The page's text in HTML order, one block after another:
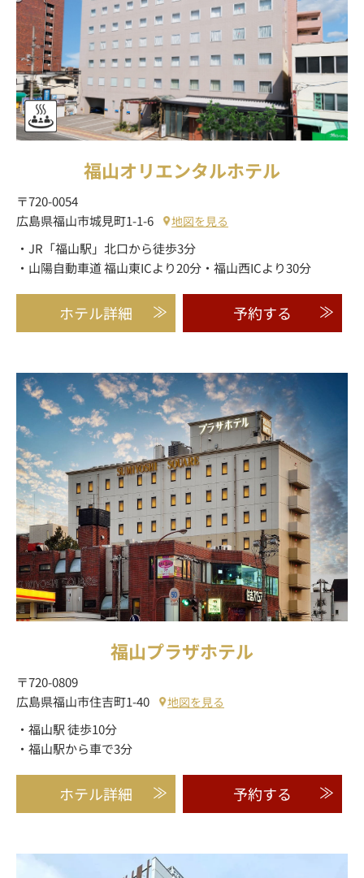
福山オリエンタルホテル
〒720-0054
広島県福山市城見町1-1-6
地図を見る
・JR「福山駅」北口から徒歩3分
・山陽自動車道 福山東ICより20分・福山西ICより30分
ホテル詳細 予約する
福山プラザホテル
〒720-0809
広島県福山市住吉町1-40
地図を見る
・福山駅 徒歩10分
・福山駅から車で3分
ホテル詳細 予約する